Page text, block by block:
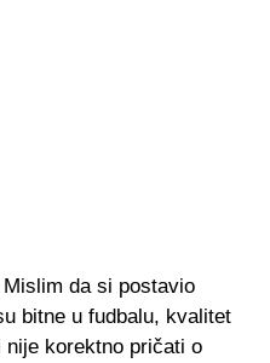
da si postavio
bitne u fudbalu, kvalitet
nije korektno pričati o